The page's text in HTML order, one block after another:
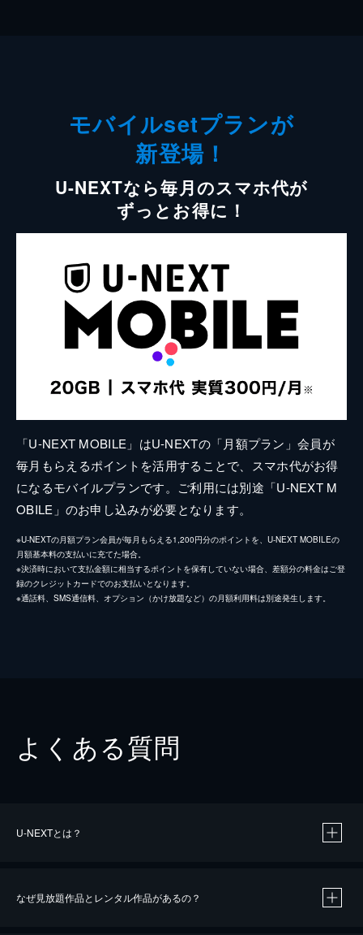
モバイルsetプランが
新登場！
U-NEXTなら毎月のスマホ代が
ずっとお得に！
「U-NEXT MOBILE」はU-NEXTの「月額プラン」会員が
毎月もらえるポイントを活用することで、スマホ代がお得
になるモバイルプランです。ご利用には別途「U-NEXT M
OBILE」のお申し込みが必要となります。
※U-NEXTの月額プラン会員が毎月もらえる1,200円分のポイントを、U-NEXT MOBILEの
月額基本料の支払いに充てた場合。
※決済時において支払金額に相当するポイントを保有していない場合、差額分の料金はご登
録のクレジットカードでのお支払いとなります。
※通話料、SMS通信料、オプション（かけ放題など）の月額利用料は別途発生します。
よくある質問
U-NEXTとは？
なぜ見放題作品とレンタル作品があるの？